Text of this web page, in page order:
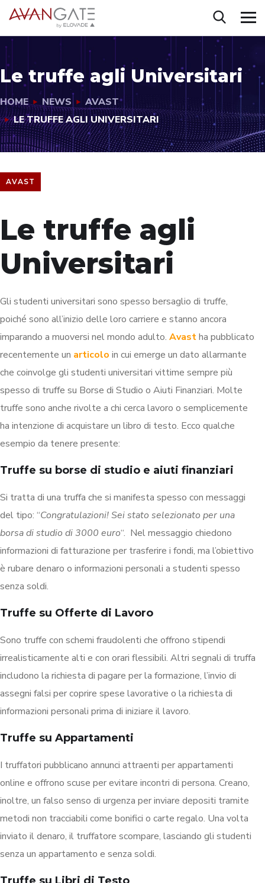
Le truffe agli Universitari
HOME NEWS
AVAST
LE TRUFFE AGLI UNIVERSITARI
AVAST
Le truffe agli
Universitari
Gli studenti universitari sono spesso bersaglio di truffe,
poiché sono all’inizio delle loro carriere e stanno ancora
imparando a muoversi nel mondo adulto. Avastha pubblicato
recentemente un articolo in cui emerge un dato allarmante
che coinvolge gli studenti universitari vittime sempre più
spesso di truffe su Borse di Studio o Aiuti Finanziari. Molte
truffe sono anche rivolte a chi cerca lavoro o semplicemente
ha intenzione di acquistare un libro di testo. Ecco qualche
esempio da tenere presente:
Truffe su borse di studio e aiuti finanziari
Si tratta di una truffa che si manifesta spesso con messaggi
del tipo: “Congratulazioni! Sei stato selezionato per una
borsa di studio di 3000 euro“. Nel messaggio chiedono
informazioni di fatturazione per trasferire i fondi, ma l’obiettivo
è rubare denaro o informazioni personali a studenti spesso
senza soldi.
Truffe su Offerte di Lavoro
Sono truffe con schemi fraudolenti che offrono stipendi
irrealisticamente alti e con orari flessibili. Altri segnali di truffa
includono la richiesta di pagare per la formazione, l’invio di
assegni falsi per coprire spese lavorative o la richiesta di
informazioni personali prima di iniziare il lavoro.
Truffe su Appartamenti
I truffatori pubblicano annunci attraenti per appartamenti
online e offrono scuse per evitare incontri di persona. Creano,
inoltre, un falso senso di urgenza per inviare depositi tramite
metodi non tracciabili come bonifici o carte regalo. Una volta
inviato il denaro, il truffatore scompare, lasciando gli studenti
senza un appartamento e senza soldi.